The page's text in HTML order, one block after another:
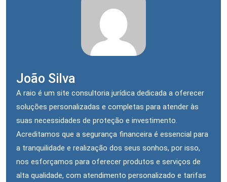
João Silva
A raio é um site consultoria jurídica dedicada a oferecer
soluções personalizadas e completas para atender às
suas necessidades de proteção e investimento.
Acreditamos que a segurança financeira é essencial para
a tranquilidade e realização dos seus sonhos, por isso,
nos esforçamos para oferecer produtos e serviços de
alta qualidade, com atendimento personalizado e tarifas